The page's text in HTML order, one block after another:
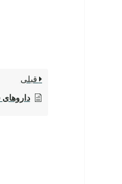
قبلی
داروهای